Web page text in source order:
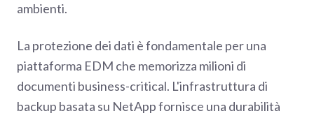
ambienti.
La protezione dei dati è fondamentale per una
piattaforma EDM che memorizza milioni di
documenti business-critical. L'infrastruttura di
backup basata su NetApp fornisce una durabilità